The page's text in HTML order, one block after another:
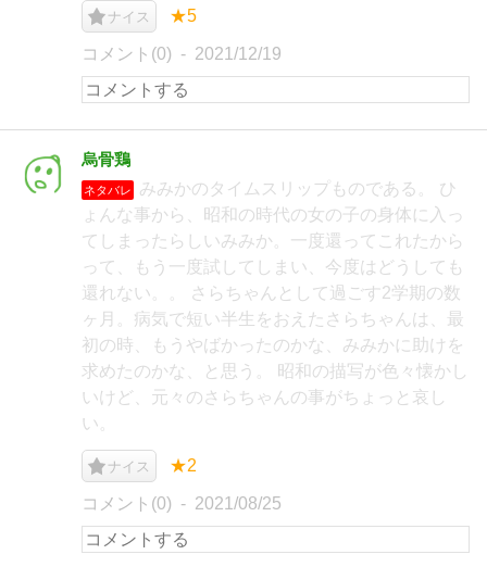
ナイス ★5
コメント(0) 2021/12/19
烏骨鶏
ネタバレ
みみかのタイムスリップものである。 ひ
ょんな事から、昭和の時代の女の子の身体に入っ
てしまったらしいみみか。一度還ってこれたから
って、もう一度試してしまい、今度はどうしても
還れない。。 さらちゃんとして過ごす2学期の数
ヶ月。病気で短い半生をおえたさらちゃんは、最
初の時、もうやばかったのかな、みみかに助けを
求めたのかな、と思う。 昭和の描写が色々懐かし
いけど、元々のさらちゃんの事がちょっと哀し
い。
ナイス ★2
コメント(0) 2021/08/25